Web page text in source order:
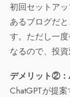
初回セットア
あるブログだ
す。ただし一
なるので、投
デメリット②：
ChatGPTが提